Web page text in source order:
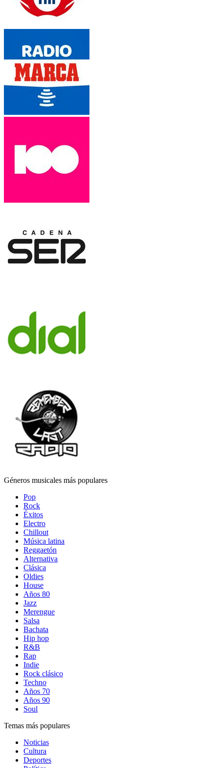
Géneros musicales más populares
Pop
Rock
Éxitos
Electro
Chillout
Música latina
Reggaetón
Alternativa
Clásica
Oldies
House
Años 80
Jazz
Merengue
Salsa
Bachata
Hip hop
R&B
Rap
Indie
Rock clásico
Techno
Años 70
Años 90
Soul
Temas más populares
Noticias
Cultura
Deportes